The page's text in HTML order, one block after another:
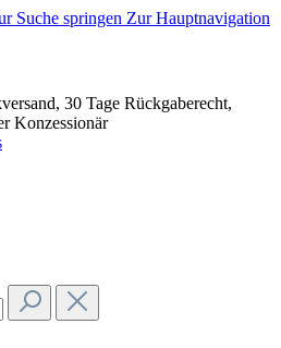
Suche springen Zur Hauptnavigation
30 Tage Rückgaberecht,
Konzessionär